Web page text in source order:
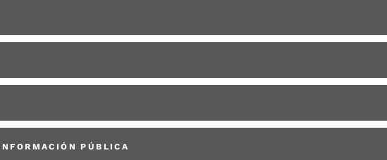
PÚBLICA